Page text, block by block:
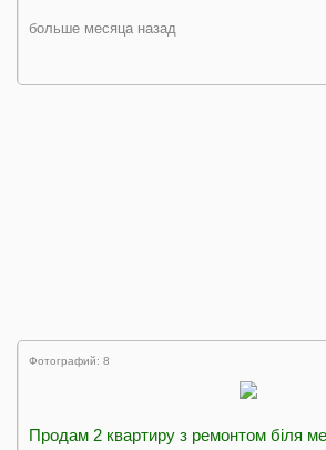
больше месяца назад
Фотографий: 8
Продам 2 квартиру з ремонтом біля